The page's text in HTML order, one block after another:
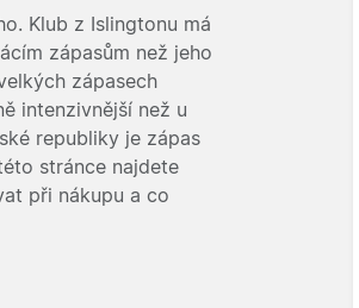
Klub z Islingtonu má
zápasům než jeho
zápasech
intenzivnější než u
republiky je zápas
stránce najdete
při nákupu a co